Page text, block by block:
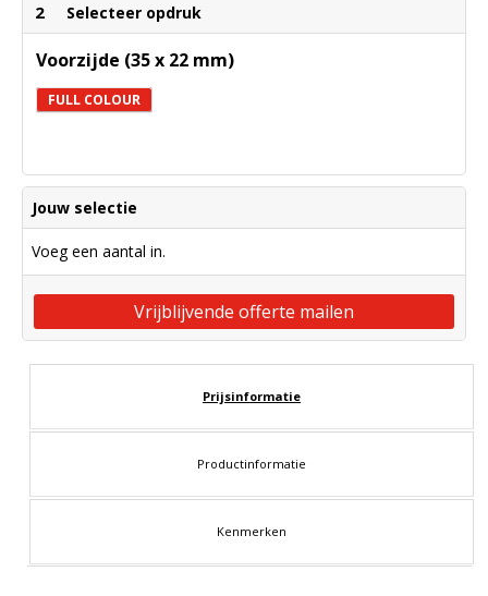
2 Selecteer opdruk
Voorzijde (35 x 22 mm)
FULL COLOUR
Jouw selectie
Voeg een aantal in.
Vrijblijvende offerte mailen
Prijsinformatie
Productinformatie
Kenmerken